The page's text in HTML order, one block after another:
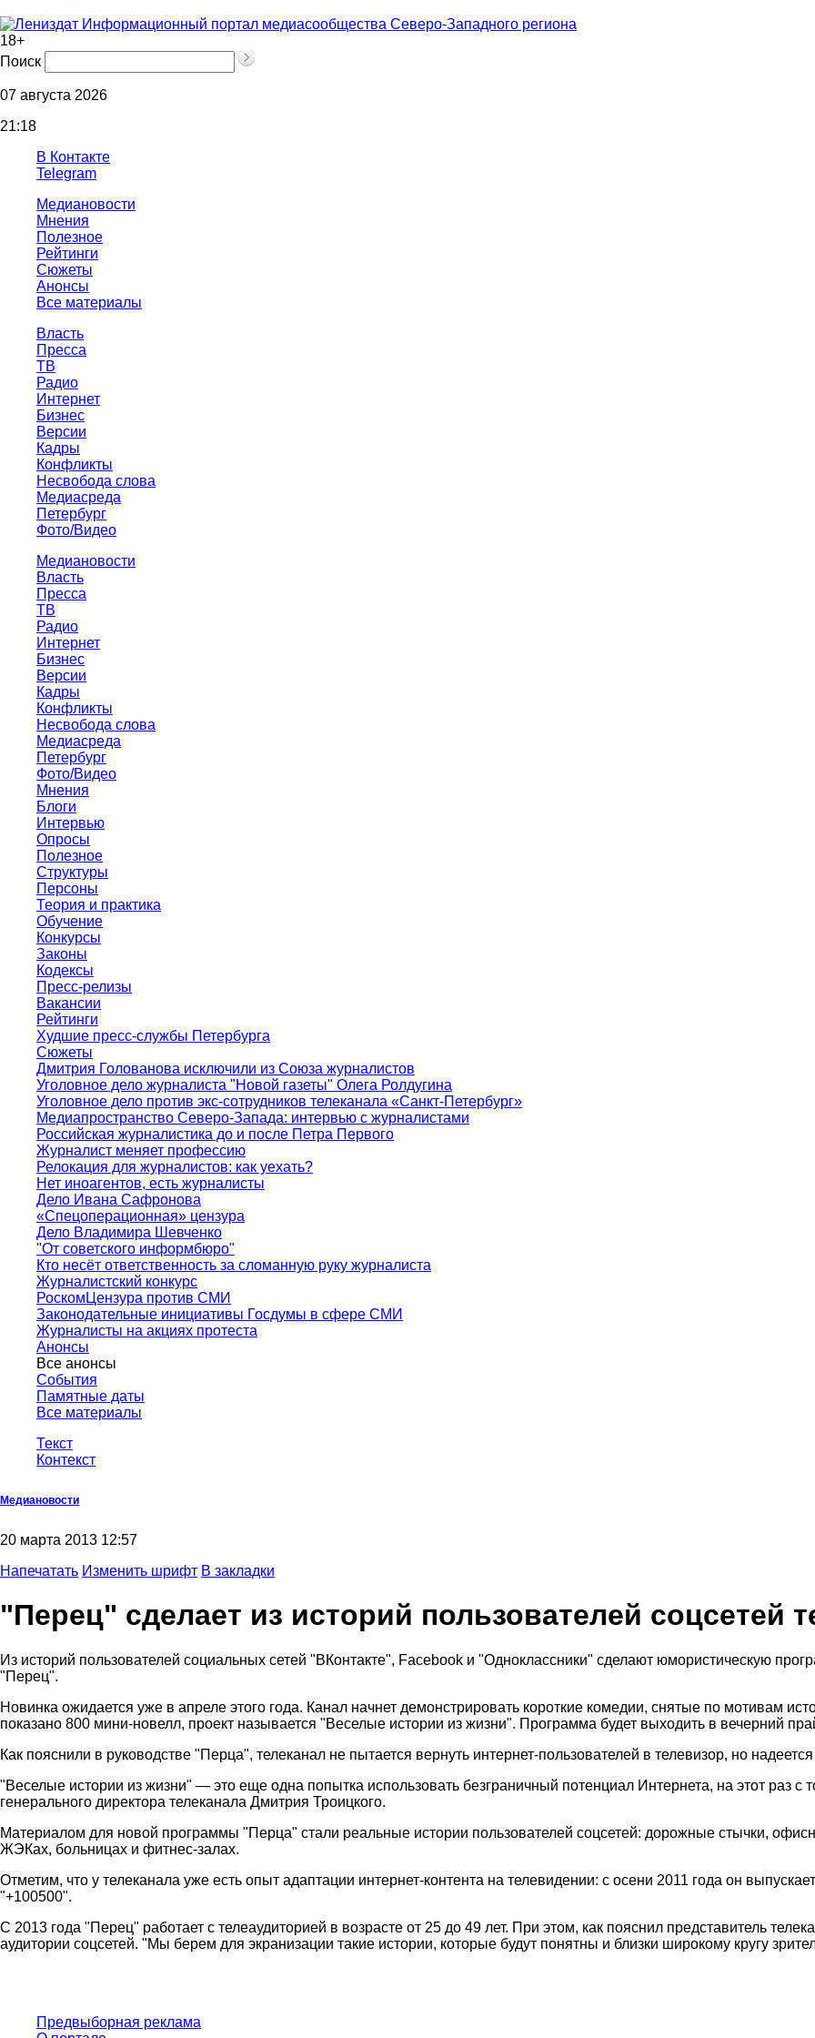
Информационный портал медиасообщества Северо-Западного региона
18+
Поиск
07 августа 2026
21:18
В Контакте
Telegram
Медиановости
Мнения
Полезное
Рейтинги
Сюжеты
Анонсы
Все материалы
Власть
Пресса
ТВ
Радио
Интернет
Бизнес
Версии
Кадры
Конфликты
Несвобода слова
Медиасреда
Петербург
Фото/Видео
Медиановости
Власть
Пресса
ТВ
Радио
Интернет
Бизнес
Версии
Кадры
Конфликты
Несвобода слова
Медиасреда
Петербург
Фото/Видео
Мнения
Блоги
Интервью
Опросы
Полезное
Структуры
Персоны
Теория и практика
Обучение
Конкурсы
Законы
Кодексы
Пресс-релизы
Вакансии
Рейтинги
Худшие пресс-службы Петербурга
Сюжеты
Дмитрия Голованова исключили из Союза журналистов
Уголовное дело журналиста "Новой газеты" Олега Ролдугина
Уголовное дело против экс-сотрудников телеканала «Санкт-Петербург»
Медиапространство Северо-Запада: интервью с журналистами
Российская журналистика до и после Петра Первого
Журналист меняет профессию
Релокация для журналистов: как уехать?
Нет иноагентов, есть журналисты
Дело Ивана Сафронова
«Спецоперационная» цензура
Дело Владимира Шевченко
"От советского информбюро"
Кто несёт ответственность за сломанную руку журналиста
Журналистский конкурс
РоскомЦензура против СМИ
Законодательные инициативы Госдумы в сфере СМИ
Журналисты на акциях протеста
Анонсы
Все анонсы
События
Памятные даты
Все материалы
Текст
Контекст
Медиановости
20 марта 2013 12:57
Напечатать Изменить шрифт В закладки
"Перец" сделает из историй пользователей соцсетей
Из историй пользователей социальных сетей "ВКонтакте", Facebook и "Одноклассники" сделают юмористическую
"Перец".
Новинка ожидается уже в апреле этого года. Канал начнет демонстрировать короткие комедии, снятые по мотивам
показано 800 мини-новелл, проект называется "Веселые истории из жизни". Программа будет выходить в вечерний
Как пояснили в руководстве "Перца", телеканал не пытается вернуть интернет-пользователей в телевизор, но
"Веселые истории из жизни" — это еще одна попытка использовать безграничный потенциал Интернета, на этот раз
генерального директора телеканала Дмитрия Троицкого.
Материалом для новой программы "Перца" стали реальные истории пользователей соцсетей: дорожные стычки,
ЖЭКах, больницах и фитнес-залах.
Отметим, что у телеканала уже есть опыт адаптации интернет-контента на телевидении: с осени 2011 года он
"+100500".
С 2013 года "Перец" работает с телеаудиторией в возрасте от 25 до 49 лет. При этом, как пояснил представитель
аудитории соцсетей. "Мы берем для экранизации такие истории, которые будут понятны и близки широкому кругу
Предвыборная реклама